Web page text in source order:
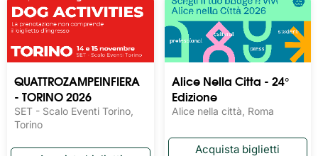
QUATTROZAMPEINFIERA
- TORINO 2026
SET - Scalo Eventi Torino,
Torino
Alice Nella Citta - 24°
Edizione
Alice nella città, Roma